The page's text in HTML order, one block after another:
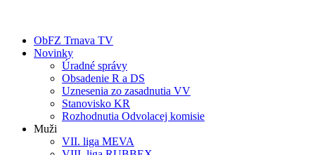
ObFZ Trnava TV
Novinky
Úradné správy
Obsadenie R a DS
Uznesenia zo zasadnutia VV
Stanovisko KR
Rozhodnutia Odvolacej komisie
Muži
VII. liga MEVA